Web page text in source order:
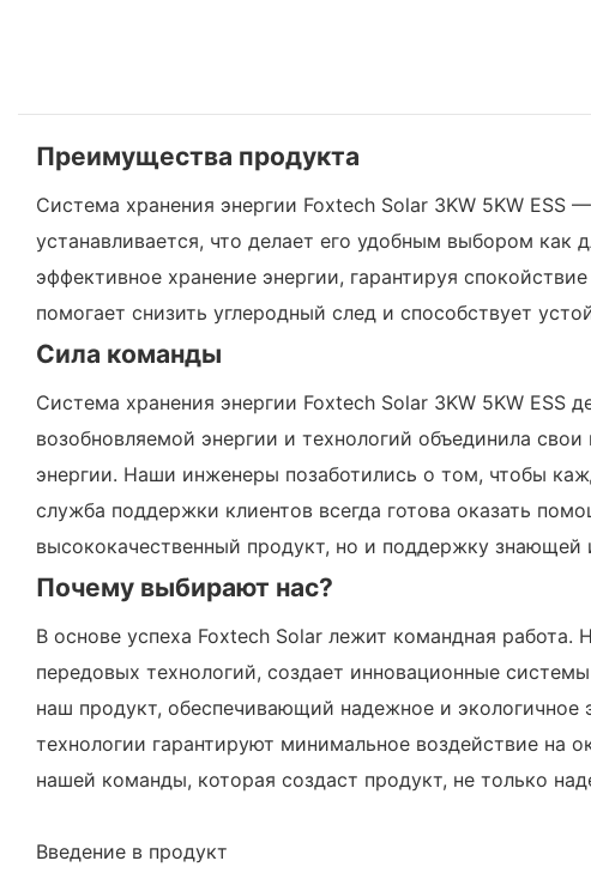
Преимущества продукта
Система хранения энергии Foxtech Solar 3KW 5KW ESS
устанавливается, что делает его удобным выбором
эффективное хранение энергии, гарантируя
помогает снизить углеродный след и способствует
Сила команды
Система хранения энергии Foxtech Solar 3KW 5KW ESS
возобновляемой энергии и технологий объединила
энергии. Наши инженеры позаботились о том, чтобы
служба поддержки клиентов всегда готова оказать
высококачественный продукт, но и поддержку
Почему выбирают нас?
В основе успеха Foxtech Solar лежит командная
передовых технологий, создает инновационные
наш продукт, обеспечивающий надежное и
технологии гарантируют минимальное воздействие на
нашей команды, которая создаст продукт, не только
Введение в продукт